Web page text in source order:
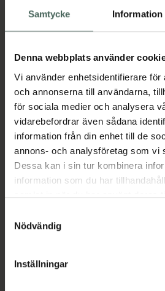
Samtycke Information
Denna webbplats använder
Vi använder enhetsidentifierare för
och annonserna till användarna,
för sociala medier och analysera
vidarebefordrar även sådana
information från din enhet till de
annons- och analysföretag som vi
Dessa kan i sin tur kombinera
information som du har
samlat in när du har använt deras
återkalla ditt samtycke via
cookieinställningar. Ett återkallat
lagligheten av behandling som
Nödvändig
Inställningar
Köp via ditt
Aktuella erbjudanden
Beskrivning
Läs alltid
användning.
EAN:06432100036087
Bipacksedel från FASS